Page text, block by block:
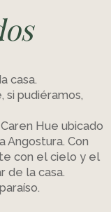
casa.
si pudiéramos,
Hue ubicado
Angostura. Con
con el cielo y el
de la casa.